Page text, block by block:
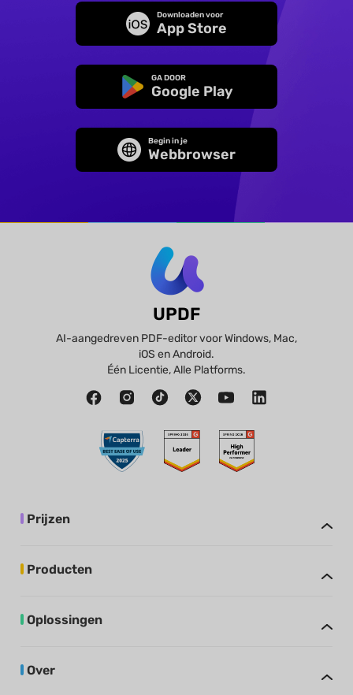
Downloaden voor
App Store
GA DOOR
Google Play
Begin in je
Webbrowser
UPDF
AI-aangedreven PDF-editor voor Windows, Mac,
iOS en Android.
Één Licentie, Alle Platforms.
Prijzen
Producten
Oplossingen
Over